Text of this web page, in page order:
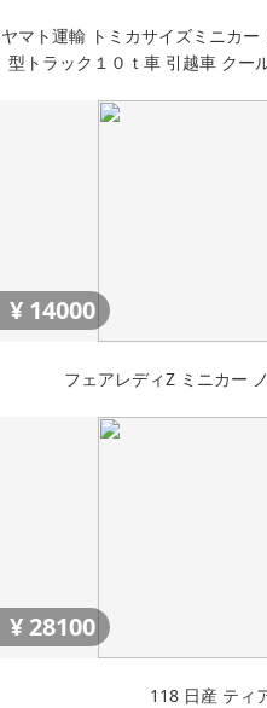
ヤマト運輸 トミカサイズミニカ
型トラック１０ｔ車 引越車 クー
¥ 14000
フェアレディZ ミニカー
¥ 28100
118 日産 ティ